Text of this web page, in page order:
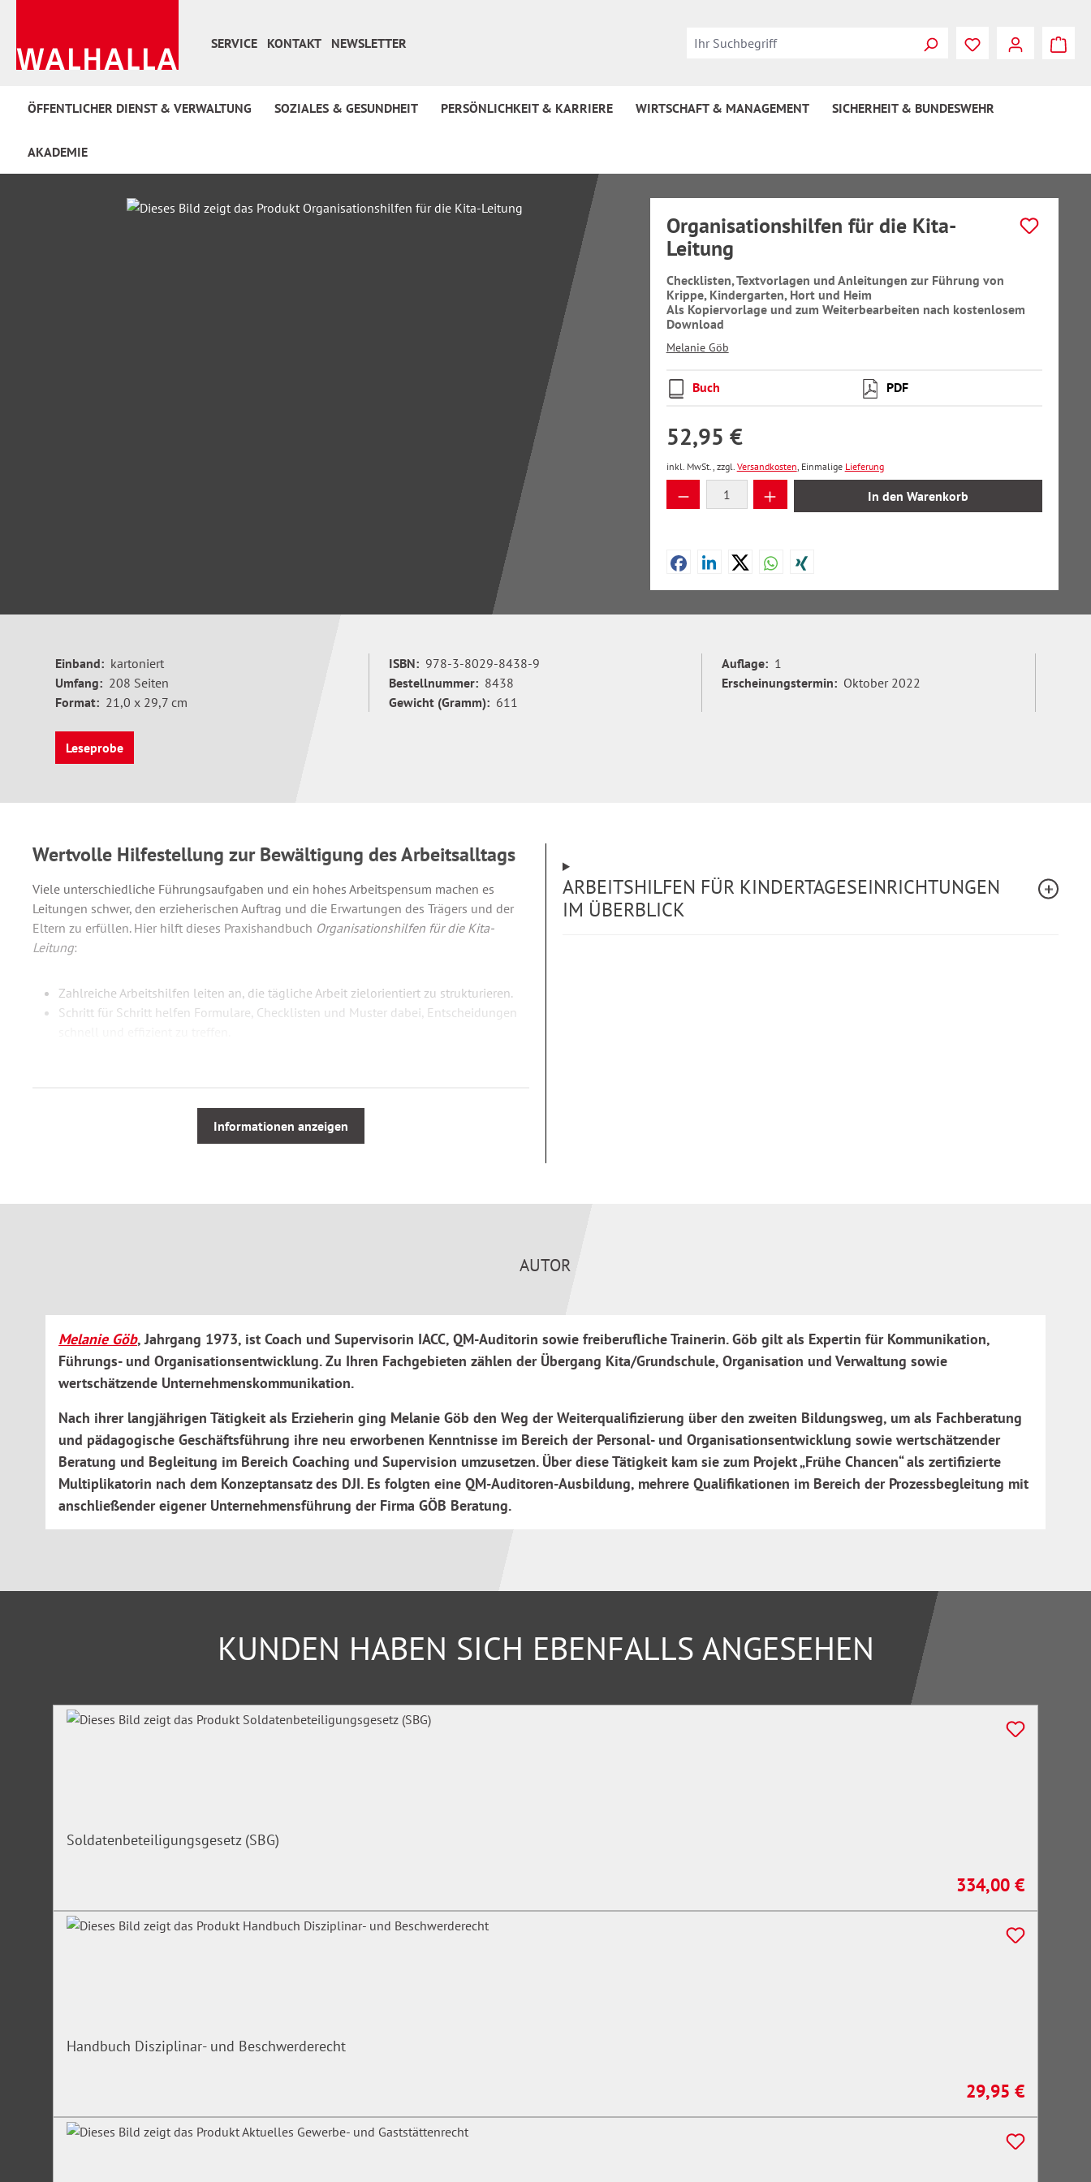
SERVICE
KONTAKT NEWSLETTER
ÖFFENTLICHER DIENST & VERWALTUNG SOZIALES & GESUNDHEIT PERSÖNLICHKEIT & KARRIERE WIRTSCHAFT & MANAGEMENT SICHERHEIT & BUNDESWEHR
AKADEMIE
Bildergalerie überspringen
Organisationshilfen für die Kita-
Leitung
Checklisten, Textvorlagen und Anleitungen zur Führung von
Krippe, Kindergarten, Hort und Heim
Als Kopiervorlage und zum Weiterbearbeiten nach kostenlosem
Download
Melanie Göb
Buch PDF
52,95 €
inkl. MwSt., zzgl. Versandkosten, Einmalige Lieferung
Produkt Anzahl: Gib den gewünschten Wert ein
In den Warenkorb
Einband: kartoniert
Umfang: 208 Seiten
Format: 21,0 x 29,7 cm
ISBN: 978-3-8029-8438-9
Bestellnummer: 8438
Gewicht (Gramm): 611
Auflage: 1
Erscheinungstermin: Oktober 2022
Leseprobe
Wertvolle Hilfestellung zur Bewältigung des Arbeitsalltags
Viele unterschiedliche Führungsaufgaben und ein hohes Arbeitspensum machen es
Leitungen schwer, den erzieherischen Auftrag und die Erwartungen des Trägers und der
Eltern zu erfüllen. Hier hilft dieses Praxishandbuch Organisationshilfen für die Kita-
Leitung:
Zahlreiche Arbeitshilfen leiten an, die tägliche Arbeit zielorientiert zu strukturieren.
Schritt für Schritt helfen Formulare, Checklisten und Muster dabei, Entscheidungen
garantieren nichts zu vergessen und fördern Gelassenheit und Freude in der Kita.
Personalmanagement, Kommunikation und Konfliktlösung, Teamarbeit, Zeit- und
Informationen anzeigen
ARBEITSHILFEN FÜR KINDERTAGESEINRICHTUNGEN
IM ÜBERBLICK
AUTOR
Melanie Göb, Jahrgang 1973, ist Coach und Supervisorin IACC, QM-Auditorin sowie freiberufliche Trainerin. Göb gilt als Expertin für Kommunikation,
Führungs- und Organisationsentwicklung. Zu Ihren Fachgebieten zählen der Übergang Kita/Grundschule, Organisation und Verwaltung sowie
wertschätzende Unternehmenskommunikation.
Nach ihrer langjährigen Tätigkeit als Erzieherin ging Melanie Göb den Weg der Weiterqualifizierung über den zweiten Bildungsweg, um als Fachberatung
und pädagogische Geschäftsführung ihre neu erworbenen Kenntnisse im Bereich der Personal- und Organisationsentwicklung sowie wertschätzender
Beratung und Begleitung im Bereich Coaching und Supervision umzusetzen. Über diese Tätigkeit kam sie zum Projekt „Frühe Chancen“ als zertifizierte
Multiplikatorin nach dem Konzeptansatz des DJI. Es folgten eine QM-Auditoren-Ausbildung, mehrere Qualifikationen im Bereich der Prozessbegleitung mit
anschließender eigener Unternehmensführung der Firma GÖB Beratung.
KUNDEN HABEN SICH EBENFALLS ANGESEHEN
Produktgalerie überspringen
Soldatenbeteiligungsgesetz (SBG)
Regulärer Preis:
334,00 €
Handbuch Disziplinar- und Beschwerderecht
Regulärer Preis:
29,95 €